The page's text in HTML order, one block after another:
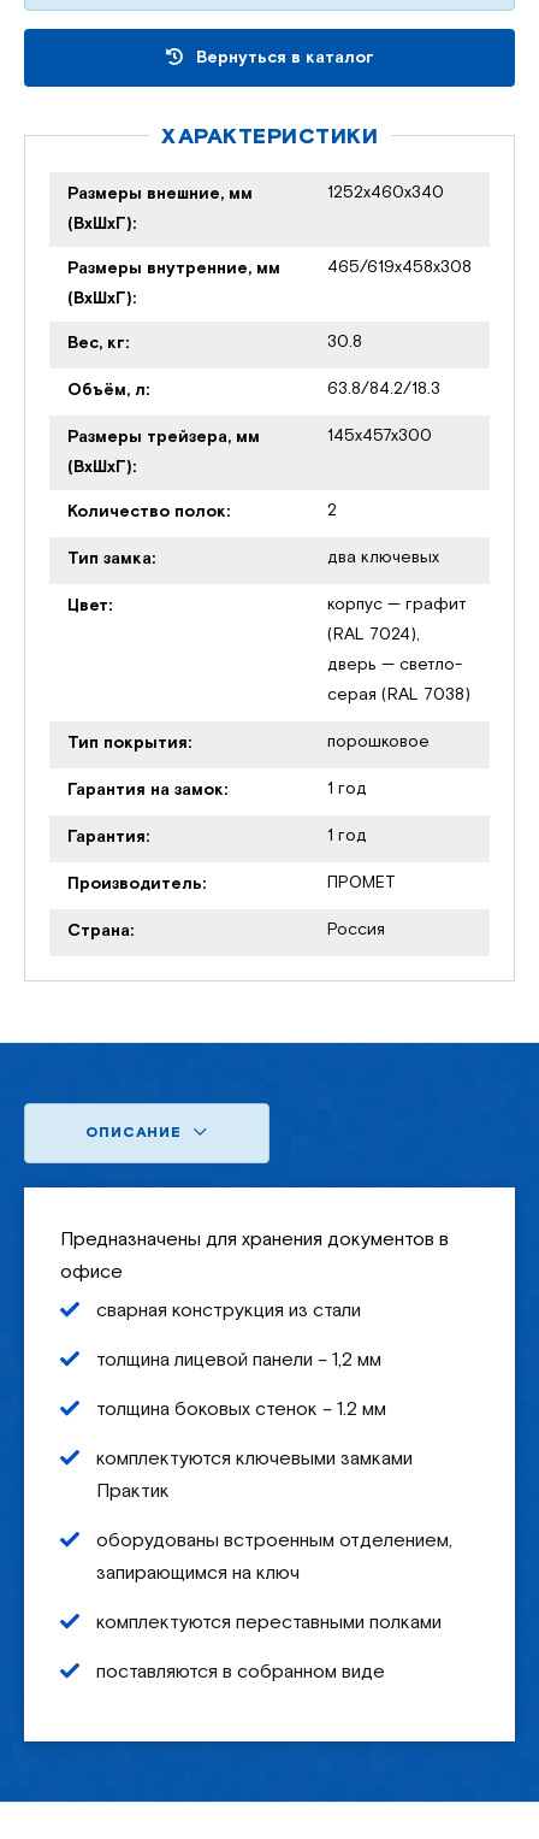
Вернуться в каталог
ХАРАКТЕРИСТИКИ
Размеры внешние, мм
(ВхШхГ):
1252x460x340
Размеры внутренние, мм
(ВхШхГ):
465/619x458x308
Вес, кг: 30.8
Объём, л: 63.8/84.2/18.3
Размеры трейзера, мм
(ВхШхГ):
145x457x300
Количество полок: 2
Тип замка: два ключевых
Цвет:
корпус — графит
(RAL 7024),
дверь — светло-
серая (RAL 7038)
Тип покрытия: порошковое
Гарантия на замок: 1 год
Гарантия: 1 год
Производитель: ПРОМЕТ
Страна: Россия
ОПИСАНИЕ
Предназначены для хранения документов в
офисе
сварная конструкция из стали
толщина лицевой панели – 1,2 мм
толщина боковых стенок – 1.2 мм
комплектуются ключевыми замками
Практик
оборудованы встроенным отделением,
запирающимся на ключ
комплектуются переставными полками
поставляются в собранном виде